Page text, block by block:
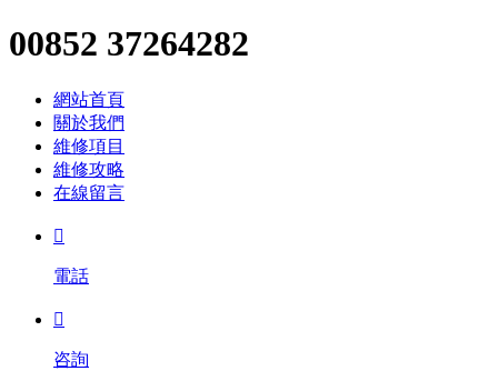
00852 37264282
網站首頁
關於我們
維修項目
維修攻略
在線留言

電話

咨詢